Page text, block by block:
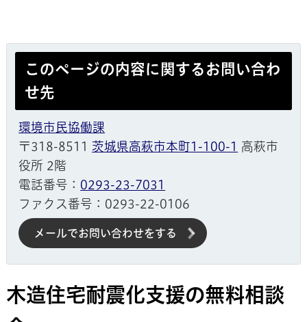
このページの内容に関するお問い合わ
せ先
環境市民協働課
〒318-8511 茨城県高萩市本町1-100-1 高萩市
役所 2階
電話番号： 0293-23-7031
ファクス番号：0293-22-0106
メールでお問い合わせをする
木造住宅耐震化支援の無料相談